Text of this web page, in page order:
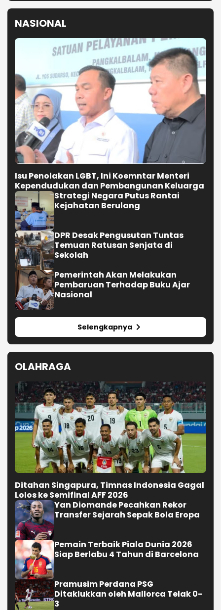
NASIONAL
Isu Penolakan LGBT, Ini Koemntar Menteri
Kependudukan dan Pembangunan Keluarga
Strategi Negara Putus Rantai
Kejahatan Berulang
DPR Desak Pengusutan Tuntas
Temuan Ratusan Senjata di
Sekolah
Pemerintah Akan Melakukan
Pembaruan Terhadap Buku Ajar
Nasional
Selengkapnya
OLAHRAGA
Ditahan Singapura, Timnas Indonesia Gagal
Lolos ke Semifinal AFF 2026
Yan Diomande Pecahkan Rekor
Transfer Sejarah Sepak Bola Eropa
Pemain Terbaik Piala Dunia 2026
Siap Berlabu 4 Tahun di Barcelona
Pramusim Perdana PSG
Ditaklukkan oleh Mallorca Telak 0-
3